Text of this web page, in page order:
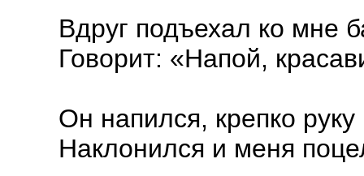
Вдруг подъехал ко мне
Говорит: «Напой,
Он напился, крепко
Наклонился и меня